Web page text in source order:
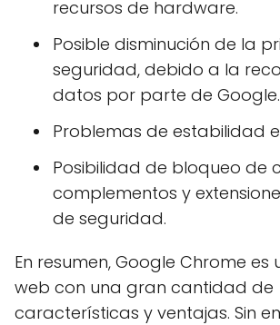
recursos de hardware.
Posible disminución de la
seguridad, debido a la
datos por parte de Google.
Problemas de estabilidad
Posibilidad de bloqueo de
complementos y
de seguridad.
En resumen, Google Chrome
web con una gran cantidad de
características y ventajas. Sin